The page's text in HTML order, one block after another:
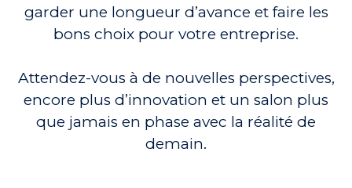
garder une longueur d’avance et faire les
bons choix pour votre entreprise.
Attendez-vous à de nouvelles perspectives,
encore plus d’innovation et un salon plus
que jamais en phase avec la réalité de
demain.